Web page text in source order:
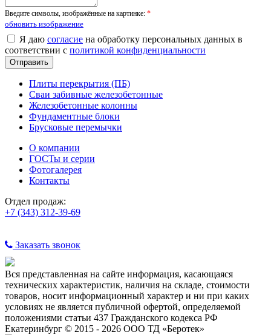
Введите символы, изображённые на картинке: *
обновить изображение
Я даю согласие на обработку персональных данных в
соответствии с политикой конфиденциальности
Плиты перекрытия (ПБ)
Сваи забивные железобетонные
Железобетонные колонны
Фундаментные блоки
Брусковые перемычки
О компании
ГОСТы и серии
Фотогалерея
Контакты
Отдел продаж:
+7 (343) 312-39-69
Заказать звонок
Вся представленная на сайте информация, касающаяся
технических характеристик, наличия на складе, стоимости
товаров, носит информационный характер и ни при каких
условиях не является публичной офертой, определяемой
положениями статьи 437 Гражданского кодекса РФ
Екатеринбург © 2015 - 2026 ООО ТД «Беротек»